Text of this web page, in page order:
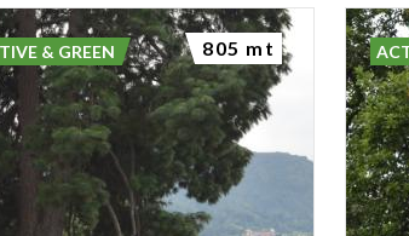
& GREEN 805 mt